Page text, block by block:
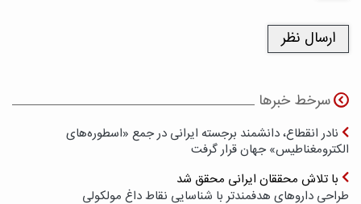
سرخط خبرها
نادر انقطاع، دانشمند برجسته ایرانی در جمع «اسطوره‌های
الکترومغناطیس» جهان قرار گرفت
با تلاش محققان ایرانی محقق شد
طراحی داروهای هدفمندتر با شناسایی نقاط داغ مولکولی